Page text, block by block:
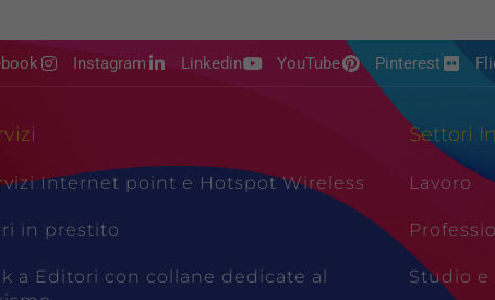
Instagram Linkedin YouTube Pinterest
Internet point e Hotspot Wireless
in prestito
a Editori con collane dedicate al
Settori
Lavoro
Studio e